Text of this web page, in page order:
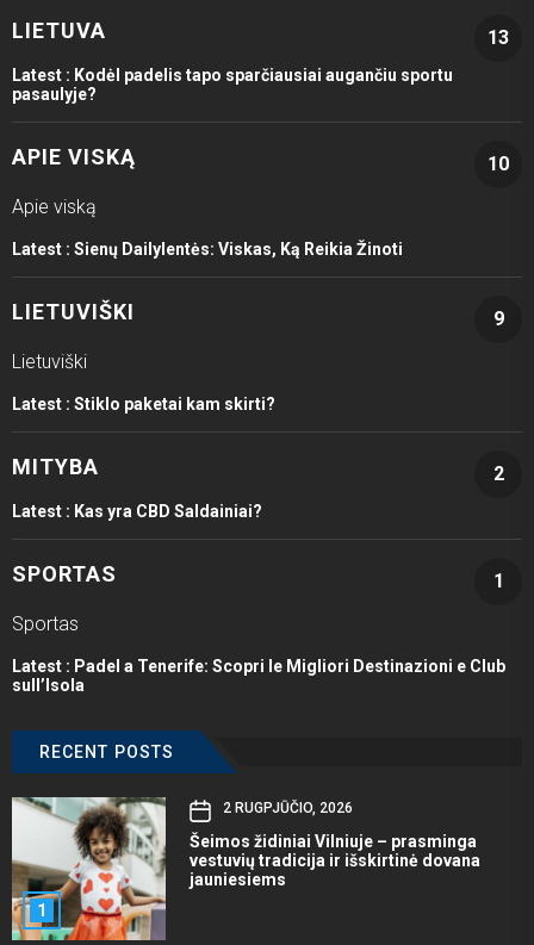
LIETUVA 13
Latest : Kodėl padelis tapo sparčiausiai augančiu sportu
pasaulyje?
APIE VISKĄ
10
Apie viską
Latest : Sienų Dailylentės: Viskas, Ką Reikia Žinoti
LIETUVIŠKI
9
Lietuviški
Latest : Stiklo paketai kam skirti?
MITYBA 2
Latest : Kas yra CBD Saldainiai?
SPORTAS
1
Sportas
Latest : Padel a Tenerife: Scopri le Migliori Destinazioni e Club
sull’Isola
RECENT POSTS
1
2 RUGPJŪČIO, 2026
Šeimos židiniai Vilniuje – prasminga
vestuvių tradicija ir išskirtinė dovana
jauniesiems